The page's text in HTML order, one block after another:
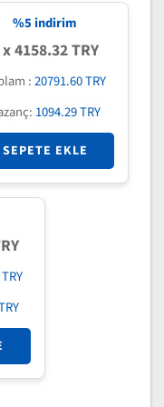
%5 indirim
4158.32 TRY
:20791.60 TRY
1094.29 TRY
SEPETE EKLE